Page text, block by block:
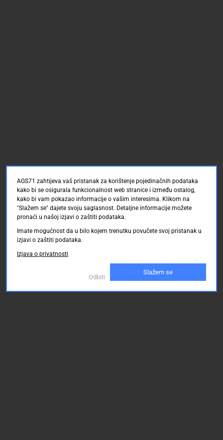
AGS71 zahtijeva vaš pristanak za korištenje pojedinačnih podataka
kako bi se osigurala funkcionalnost web stranice i između ostalog,
kako bi vam pokazao informacije o vašim interesima. Klikom na
"Slažem se" dajete svoju saglasnost. Detaljne informacije možete
pronaći u našoj izjavi o zaštiti podataka.
Imate mogućnost da u bilo kojem trenutku povučete svoj pristanak u
izjavi o zaštiti podataka.
Izjava o privatnosti
Odbiti
Slažem se